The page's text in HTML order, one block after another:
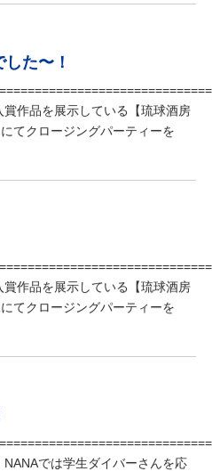
した〜！
作品を展示している【琉球酒房
てクロージングパーティーを
作品を展示している【琉球酒房
てクロージングパーティーを
では学生ダイバーさんを応